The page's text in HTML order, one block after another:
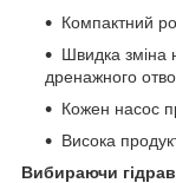
Компактний
Швидка зміна
дренажного
Кожен насос
Висока
Вибираючи